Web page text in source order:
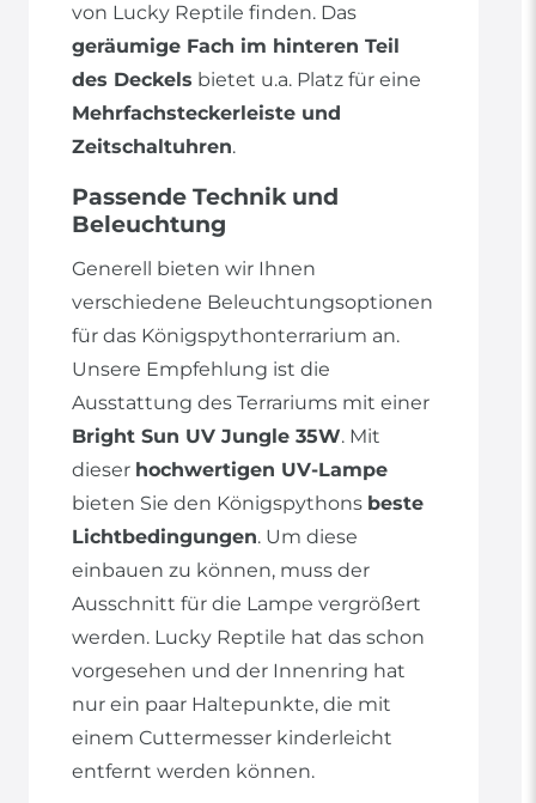
von Lucky Reptile finden. Das
geräumige Fach im hinteren Teil
des Deckels bietet u.a. Platz für eine
Mehrfachsteckerleiste und
Zeitschaltuhren.
Passende Technik und
Beleuchtung
Generell bieten wir Ihnen
verschiedene Beleuchtungsoptionen
für das Königspythonterrarium an.
Unsere Empfehlung ist die
Ausstattung des Terrariums mit einer
Bright Sun UV Jungle 35W. Mit
dieser hochwertigen UV-Lampe
bieten Sie den Königspythons beste
Lichtbedingungen. Um diese
einbauen zu können, muss der
Ausschnitt für die Lampe vergrößert
werden. Lucky Reptile hat das schon
vorgesehen und der Innenring hat
nur ein paar Haltepunkte, die mit
einem Cuttermesser kinderleicht
entfernt werden können.